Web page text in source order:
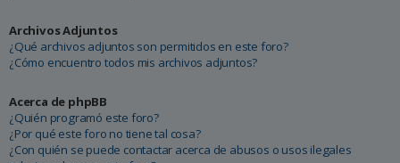
Archivos Adjuntos
¿Qué archivos adjuntos son permitidos en este foro?
¿Cómo encuentro todos mis archivos adjuntos?
Acerca de phpBB
¿Quién programó este foro?
¿Por qué este foro no tiene tal cosa?
¿Con quién se puede contactar acerca de abusos o usos ilegales